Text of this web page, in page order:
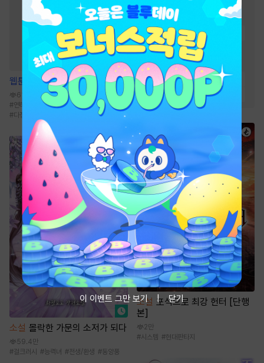
웹툰 내가 사랑하는 보스
61.8만
#연하공 순정공 #연상수
페티쉬
#다정공
소설 몰락한 가문의 소저가 되다
59.4만
#걸크러시 #능력녀 #전생/환생 #동양풍
#다정남 #오해
#재회물 #능력녀
#몸정>맘정 #절륜남
#소유욕/집착 #왕족/귀족
#재벌남 #고수위 #첫사랑
#상처녀 # 직진남 #능력남
소설 포식으로 최강 헌터 [단행
본]
2만
#시스템 #현대판타지
이 이벤트 그만 보기 닫기